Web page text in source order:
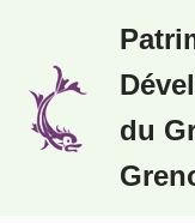
au
contenu
du